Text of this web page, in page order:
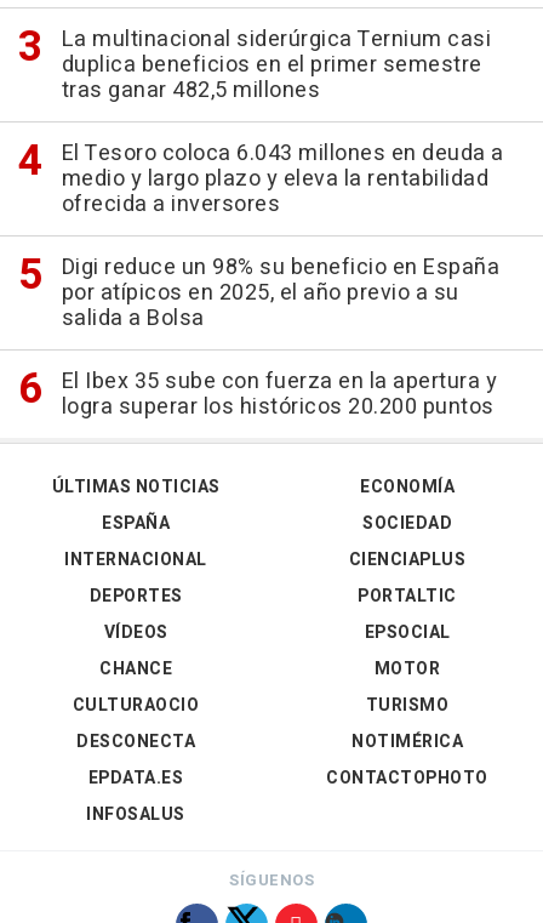
La multinacional siderúrgica Ternium casi
duplica beneficios en el primer semestre
tras ganar 482,5 millones
El Tesoro coloca 6.043 millones en deuda a
medio y largo plazo y eleva la rentabilidad
ofrecida a inversores
Digi reduce un 98% su beneficio en España
por atípicos en 2025, el año previo a su
salida a Bolsa
El Ibex 35 sube con fuerza en la apertura y
logra superar los históricos 20.200 puntos
ÚLTIMAS NOTICIAS
ESPAÑA
INTERNACIONAL
DEPORTES
VÍDEOS
ECONOMÍA
SOCIEDAD
CIENCIAPLUS
PORTALTIC
EPSOCIAL
CHANCE
CULTURAOCIO
DESCONECTA
EPDATA.ES
INFOSALUS
MOTOR
TURISMO
NOTIMÉRICA
CONTACTOPHOTO
SÍGUENOS